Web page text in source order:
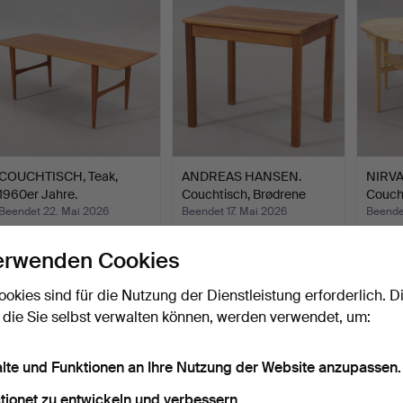
Teak,
Jahre.
Beendet 22. Mai 2026
ANDREAS HANSEN.
Couchtisch, Brødrene
Ander…
Beendet 17. Mai 2026
Cookies
sind für die Nutzung der Dienstleistung erforderlich.
Sie selbst verwalten können, werden verwendet, um:
und Funktionen an Ihre Nutzung der Website anzupassen.